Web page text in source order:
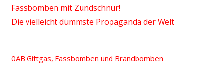
Fassbomben mit Zündschnur!
Die vielleicht dümmste Propaganda der Welt
Vorheriger
Giftgas, Fassbomben und Brandbomben